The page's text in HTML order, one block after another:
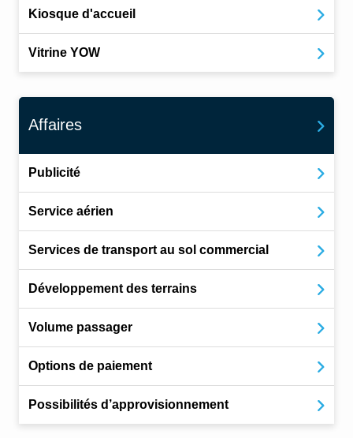
Kiosque d'accueil
Vitrine YOW
Affaires
Publicité
Service aérien
Services de transport au sol commercial
Développement des terrains
Volume passager
Options de paiement
Possibilités d’approvisionnement